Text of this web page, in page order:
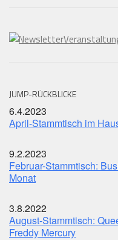
JUMP-RÜCKBLICKE
6.4.2023
April-Stammtisch im
9.2.2023
Februar-Stammtisch:
Monat
3.8.2022
August-Stammtisch:
Freddy Mercury